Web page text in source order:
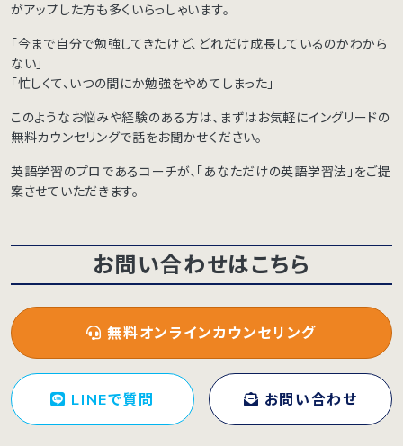
がアップした方も多くいらっしゃいます。
「今まで自分で勉強してきたけど、どれだけ成長しているのかわから
ない」
「忙しくて、いつの間にか勉強をやめてしまった」
このようなお悩みや経験のある方は、まずはお気軽にイングリードの
無料カウンセリングで話をお聞かせください。
英語学習のプロであるコーチが、「あなただけの英語学習法」をご提
案させていただきます。
お問い合わせはこちら
無料オンラインカウンセリング
LINEで質問 お問い合わせ